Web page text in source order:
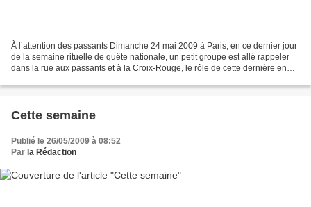
À l’attention des passants Dimanche 24 mai 2009 à Paris, en ce dernier jour
de la semaine rituelle de quête nationale, un petit groupe est allé rappeler
dans la rue aux passants et à la Croix-Rouge, le rôle de cette dernière en
Cette semaine
Publié le 26/05/2009 à 08:52
Par la Rédaction